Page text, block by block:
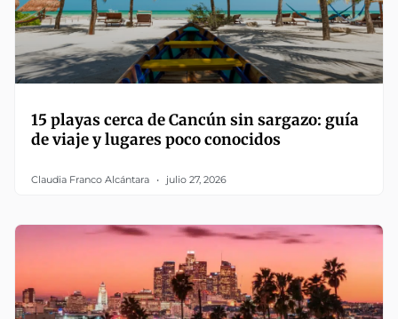
15 playas cerca de Cancún sin sargazo: guía
de viaje y lugares poco conocidos
Claudia Franco Alcántara julio 27, 2026